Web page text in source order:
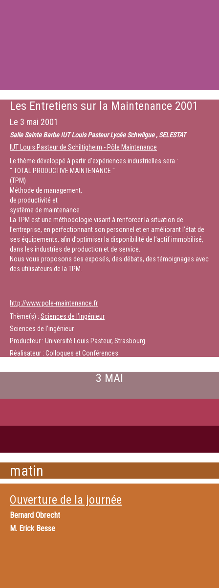
Les Entretiens sur la Maintenance 2001
Le 3 mai 2001
Salle Sainte Barbe IUT Louis Pasteur Lycée Schwilgue , SELESTAT
IUT Louis Pasteur de Schiltigheim - Pôle Maintenance
Le thème développé à partir d’expériences industrielles sera :
" TOTAL PRODUCTIVE MAINTENANCE "
(TPM)
Méthode de management,
de productivité et
système de maintenance
La TPM est une méthodologie visant à renforcer la situation de
l’entreprise, en perfectionnant son personnel et en améliorant l’état de
ses équipements, afin d’optimiser la disponibilité de l’actif immobilisé,
dans les industries de production et de service.
Nous vous proposons des exposés, des débats, des témoignages avec
des utilisateurs de la TPM.
http://www.pole-maintenance.fr
Thème(s) : Sciences de l’ingénieur
Sciences de l’ingénieur
Producteur : Université Louis Pasteur, Strasbourg
Réalisateur : Colloques et Conférences
3 MAI
matin
Ouverture de la journée
Bernard Obrecht
M. Erick Besse